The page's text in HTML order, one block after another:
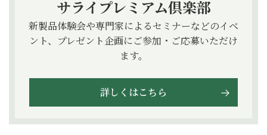
サライプレミアム倶楽部
新製品体験会や専門家によるセミナーなどのイベ
ント、プレゼント企画にご参加・ご応募いただけ
ます。
詳しくはこちら